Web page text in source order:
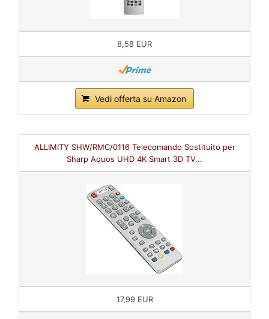
8,58 EUR
Vedi offerta su Amazon
ALLIMITY SHW/RMC/0116 Telecomando Sostituito per
Sharp Aquos UHD 4K Smart 3D TV...
17,99 EUR